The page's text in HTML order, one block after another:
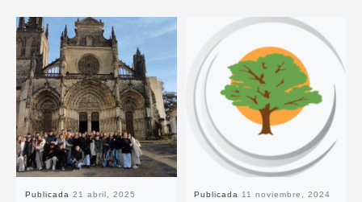
Publicada 21 abril, 2025 Publicada 11 noviembre, 2024